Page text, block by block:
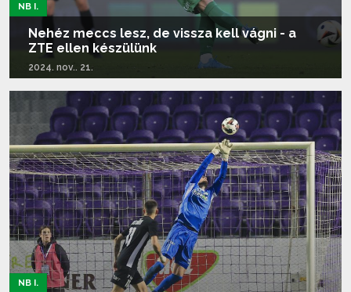
NB I.
Nehéz meccs lesz, de vissza kell vágni - a
ZTE ellen készülünk
2024. nov.. 21.
Tovább olvasom...
NB I.